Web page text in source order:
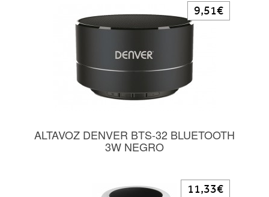
ALTAVOZ DENVER BTS-32 BLUETOOTH
3W NEGRO
9,51€
11,33€